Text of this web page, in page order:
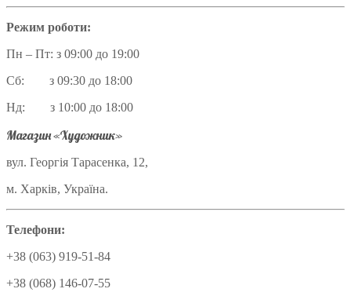
Режим роботи:
Пн – Пт: з 09:00 до 19:00
Сб: з 09:30 до 18:00
Нд: з 10:00 до 18:00
Магазин «Художник»
вул. Георгія Тарасенка, 12,
м. Харків, Україна.
Телефони:
+38 (063) 919-51-84
+38 (068) 146-07-55